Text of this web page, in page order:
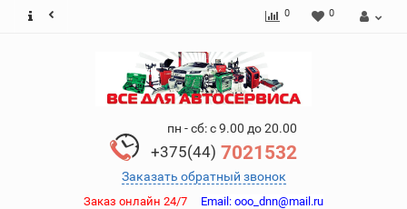
0 0
пн - сб: с 9.00 до 20.00
+375(44) 7021532
Заказать обратный звонок
Заказ онлайн 24/7 Email: ooo_dnn@mail.ru